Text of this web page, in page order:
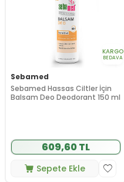
KARGO
BEDAVA
Sebamed
Sebamed Hassas Ciltler İçin
Balsam Deo Deodorant 150 ml
609,60 TL
Sepete Ekle